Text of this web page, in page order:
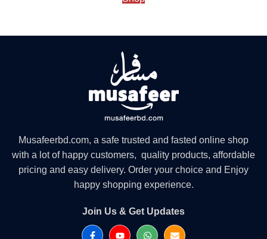
Musafeerbd.com, a safe trusted and fasted online shop
with a lot of happy customers, quality products, affordable
pricing and easy delivery. Order your choice and Enjoy
happy shopping experience.
Join Us & Get Updates